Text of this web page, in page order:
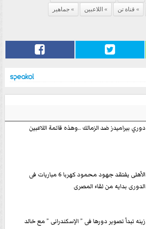
قناة تن اللاعبين جماهير
دوري بيراميدز ضد الزمالك ..وهذه قائمة اللاعبين
الأهلى يفتقد جهود محمود كهربا 6 مباريات فى
الدورى بدايه من لقاء المصرى
زينه تبدأ تصوير دورها فى ” الإسكندرانى ” مع خالد